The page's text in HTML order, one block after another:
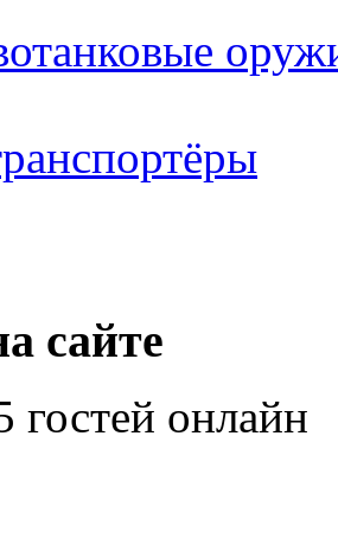
сайте
гостей онлайн